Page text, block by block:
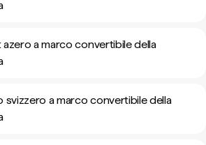
azero a marco convertibile della
svizzero a marco convertibile della